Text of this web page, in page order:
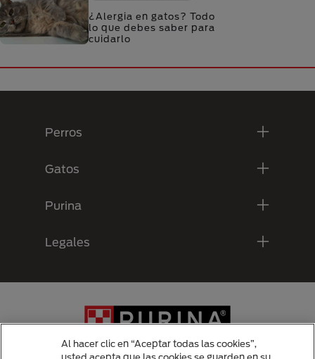
¿Alergia en gatos? Todo
lo que debes saber para
cuidarlo
Perros
Gatos
Purina
Legales
Al hacer clic en “Aceptar todas las cookies”,